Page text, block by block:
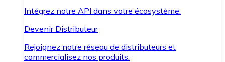
Intégrez notre API dans votre écosystème.
Devenir Distributeur
Rejoignez notre réseau de distributeurs et
commercialisez nos produits.